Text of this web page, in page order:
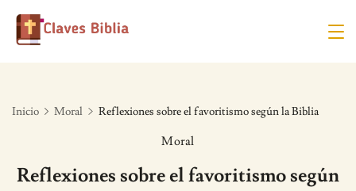
Skip
Inicio Moral Reflexiones sobre el favoritismo según la Biblia
Moral
Reflexiones sobre el favoritismo según